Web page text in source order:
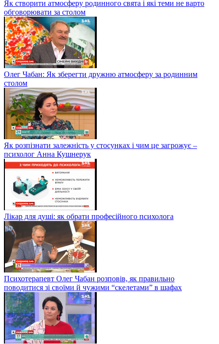
Як створити атмосферу родинного свята і які теми не варто
обговорювати за столом
Олег Чабан: Як зберегти дружню атмосферу за родинним
столом
Як розпізнати залежність у стосунках і чим це загрожує –
психолог Анна Кушнерук
Лікар для душі: як обрати професійного психолога
Психотерапевт Олег Чабан розповів, як правильно
поводитися зі своїми й чужими “скелетами” в шафах